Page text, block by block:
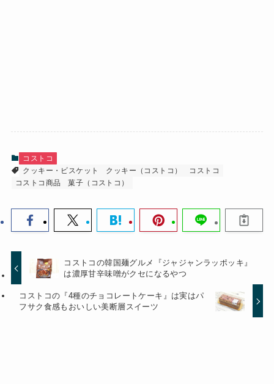
コストコ
クッキー・ビスケット
クッキー（コストコ）
コストコ
コストコ商品
菓子（コストコ）
コストコの韓国麺グルメ『ジャジャンラッポッキ』
は濃厚甘辛味噌がクセになるやつ
コストコの『4種のチョコレートケーキ』は実はパ
フサク食感もおいしい美断層スイーツ